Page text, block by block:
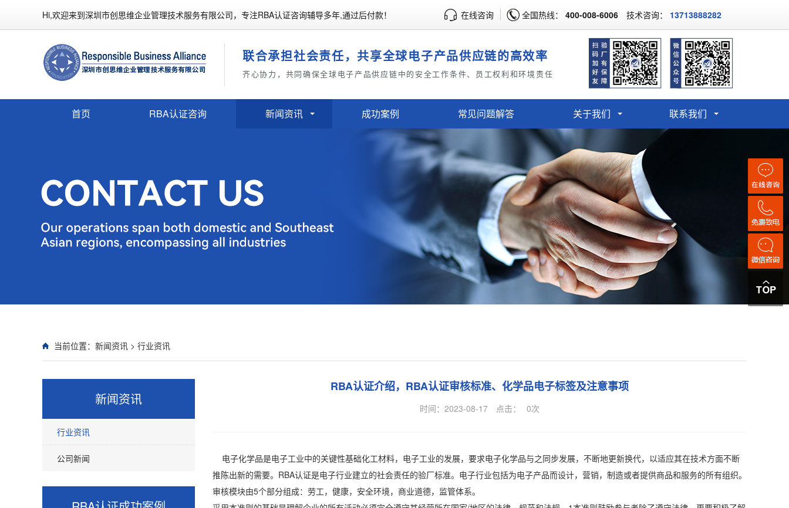
Hi,欢迎来到深圳市创思维企业管理技术服务有限公司，专注RBA认证咨询辅导多年,通过后付款！ 在线咨询 全国热线： 400-008-6006 技术咨询： 13713888282
联合承担社会责任，共享全球电子产品供应链的高效率
齐心协力，共同确保全球电子产品供应链中的安全工作条件、员工权利和环境责任
首页 RBA认证咨询 新闻资讯 成功案例 常见问题解答 关于我们 联系我们
当前位置： 新闻资讯 > 行业资讯
新闻资讯
行业资讯
公司新闻
RBA认证介绍，RBA认证审核标准、化学品电子标签及注意事项
时间：2023-08-17 点击： 0次
电子化学品是电子工业中的关键性基础化工材料，电子工业的发展，要求电子化学品与之同步发展，不断地更新换代，以适应其在技术方面不断
推陈出新的需要。RBA认证是电子行业建立的社会责任的验厂标准。电子行业包括为电子产品而设计，营销，制造或者提供商品和服务的所有组织。
审核模块由5个部分组成：劳工，健康，安全环境，商业道德，监管体系。